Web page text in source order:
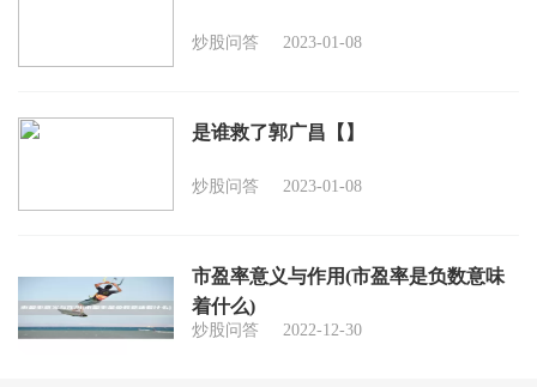
炒股问答 2023-01-08
是谁救了郭广昌【】
炒股问答 2023-01-08
市盈率意义与作用(市盈率是负数意味
着什么)
炒股问答 2022-12-30